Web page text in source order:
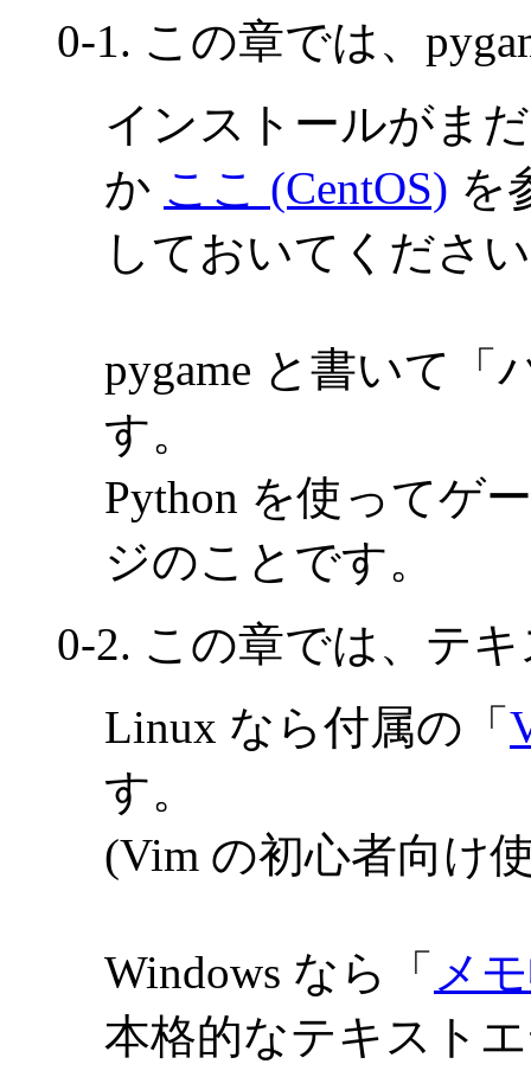
0-1. この章では、
インストールがま
か ここ (CentOS) を
しておいてくださ
pygame と書いて「
す。
Python を使ってゲ
ジのことです。
0-2. この章では、テ
Linux なら付属の「
す。
(Vim の初心者向け
Windows なら「 メ
本格的なテキスト